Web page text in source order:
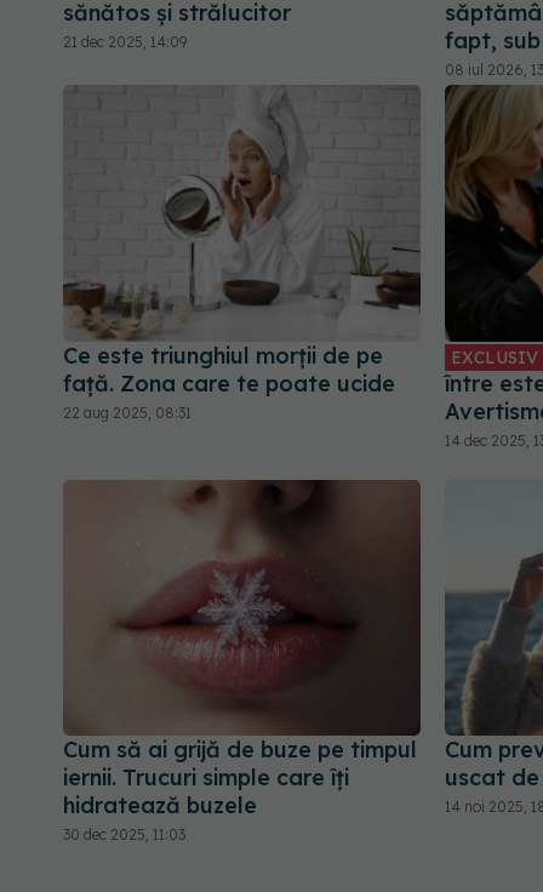
sănătos și strălucitor
21 dec 2025, 14:09
fapt,
08 iul 2026,
Ce este triunghiul morții de pe
față. Zona care te poate ucide
22 aug 2025, 08:31
EXCLUSIV
între
14 dec 2025,
Cum să ai grijă de buze pe timpul
iernii. Trucuri simple care îți
hidratează buzele
30 dec 2025, 11:03
Cum
uscat
14 noi 2025,